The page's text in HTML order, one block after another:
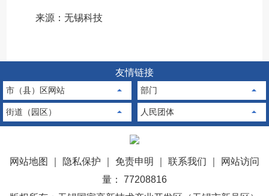
来源：无锡科技
友情链接
市（县）区网站 部门
街道（园区） 人民团体
网站地图 隐私保护 免责申明 联系我们
网站访问
量： 77208816